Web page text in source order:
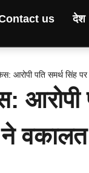
us देश
केस: आरोपी पति समर्थ सिंह
आरोपी
ने